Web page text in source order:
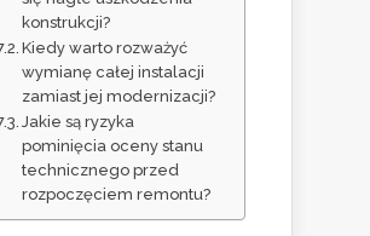
konstrukcji?
Kiedy warto rozważyć
wymianę całej instalacji
zamiast jej modernizacji?
Jakie są ryzyka
pominięcia oceny stanu
technicznego przed
rozpoczęciem remontu?